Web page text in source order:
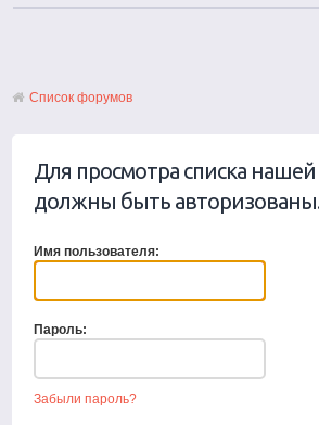
Список форумов
Для просмотра списка
должны быть
Имя пользователя:
Пароль:
Забыли пароль?